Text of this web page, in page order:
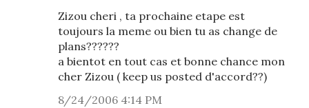
Zizou cheri , ta prochaine etape est
toujours la meme ou bien tu as change de
plans??????
a bientot en tout cas et bonne chance mon
cher Zizou ( keep us posted d'accord??)
8/24/2006 4:14 PM